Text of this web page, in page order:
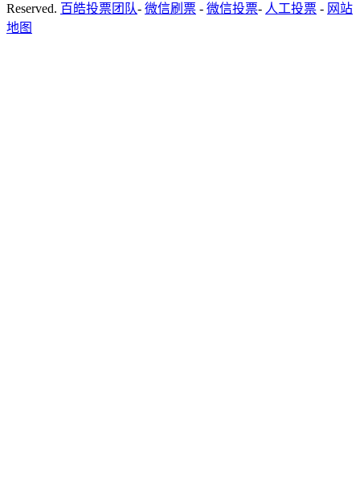
Reserved. 百皓投票团队- 微信刷票 - 微信投票- 人工投票 - 网站
地图